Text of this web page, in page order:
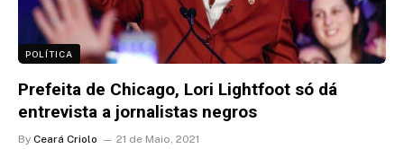
POLÍTICA
Prefeita de Chicago, Lori Lightfoot só dá
entrevista a jornalistas negros
By Ceará Criolo 21 de Maio, 2021